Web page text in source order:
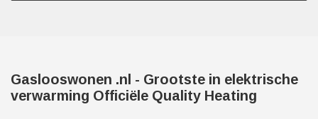
Gaslooswonen .nl - Grootste in elektrische
verwarming Officiële Quality Heating